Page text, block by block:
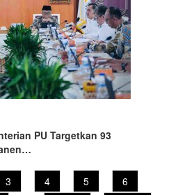
PU Targetkan 93
Page
3 Page
4 Page
5 Page
6